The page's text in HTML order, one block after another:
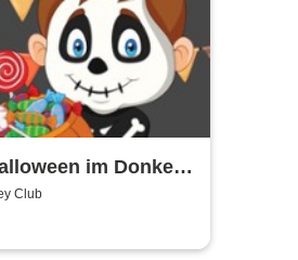
im Donkey
GmbH
Club